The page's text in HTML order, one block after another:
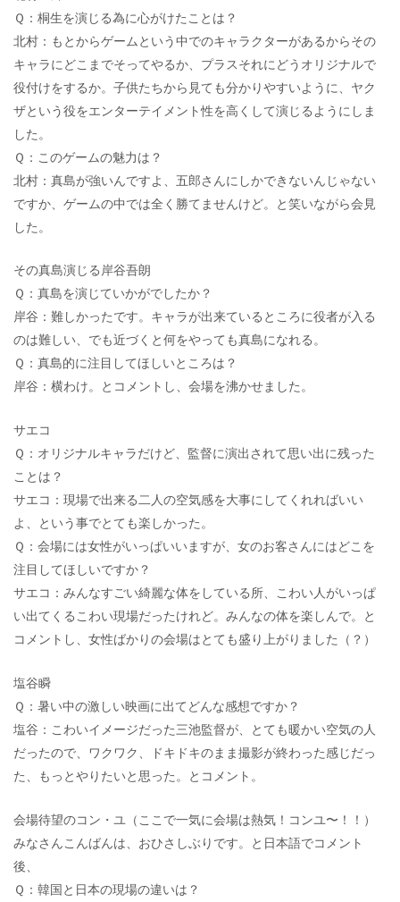
Ｑ：桐生を演じる為に心がけたことは？
北村：もとからゲームという中でのキャラクターがあるからその
キャラにどこまでそってやるか、プラスそれにどうオリジナルで
役付けをするか。子供たちから見ても分かりやすいように、ヤク
ザという役をエンターテイメント性を高くして演じるようにしま
した。
Ｑ：このゲームの魅力は？
北村：真島が強いんですよ、五郎さんにしかできないんじゃない
ですか、ゲームの中では全く勝てませんけど。と笑いながら会見
した。
その真島演じる岸谷吾朗
Ｑ：真島を演じていかがでしたか？
岸谷：難しかったです。キャラが出来ているところに役者が入る
のは難しい、でも近づくと何をやっても真島になれる。
Ｑ：真島的に注目してほしいところは？
岸谷：横わけ。とコメントし、会場を沸かせました。
サエコ
Ｑ：オリジナルキャラだけど、監督に演出されて思い出に残った
ことは？
サエコ：現場で出来る二人の空気感を大事にしてくれればいい
よ、という事でとても楽しかった。
Ｑ：会場には女性がいっぱいいますが、女のお客さんにはどこを
注目してほしいですか？
サエコ：みんなすごい綺麗な体をしている所、こわい人がいっぱ
い出てくるこわい現場だったけれど。みんなの体を楽しんで。と
コメントし、女性ばかりの会場はとても盛り上がりました（？）
塩谷瞬
Ｑ：暑い中の激しい映画に出てどんな感想ですか？
塩谷：こわいイメージだった三池監督が、とても暖かい空気の人
だったので、ワクワク、ドキドキのまま撮影が終わった感じだっ
た、もっとやりたいと思った。とコメント。
会場待望のコン・ユ（ここで一気に会場は熱気！コンユ〜！！）
みなさんこんばんは、おひさしぶりです。と日本語でコメント
後、
Ｑ：韓国と日本の現場の違いは？